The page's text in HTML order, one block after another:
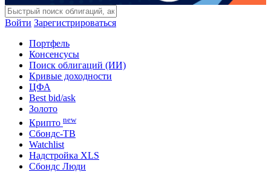
Войти Зарегистрироваться
Портфель
Консенсусы
Поиск облигаций (ИИ)
Кривые доходности
ЦФА
Best bid/ask
Золото
Крипто new
Сбондс-ТВ
Watchlist
Надстройка XLS
Сбондс Люди